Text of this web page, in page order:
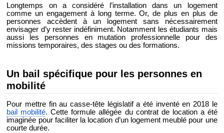
Longtemps on a considéré l’installation dans un logement
comme un engagement à long terme. Or, de plus en plus de
personnes accèdent à un logement sans nécessairement
envisager d’y rester indéfiniment. Notamment les étudiants mais
aussi les personnes en mutation professionnelle pour des
missions temporaires, des stages ou des formations.
Un bail spécifique pour les personnes en
mobilité
Pour mettre fin au casse-tête législatif a été inventé en 2018 le
bail mobilité. Cette formule allégée du contrat de location a été
imaginée pour faciliter la location d’un logement meublé pour une
courte durée.